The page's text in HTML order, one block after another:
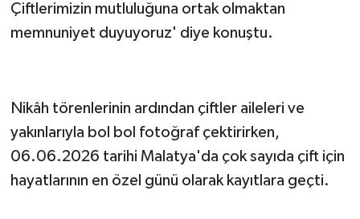
Çiftlerimizin mutluluğuna ortak olmaktan
memnuniyet duyuyoruz' diye konuştu.
Nikâh törenlerinin ardından çiftler aileleri ve
yakınlarıyla bol bol fotoğraf çektirirken,
06.06.2026 tarihi Malatya'da çok sayıda çift için
hayatlarının en özel günü olarak kayıtlara geçti.